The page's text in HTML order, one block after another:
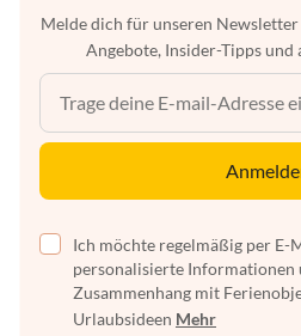
Melde dich für unseren
Angebote, Insider-Tipps und
Ich möchte regelmäßig per E-
personalisierte Informationen
Zusammenhang mit
Urlaubsideen Mehr